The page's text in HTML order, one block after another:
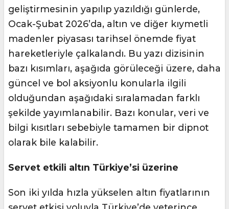
geliştirmesinin yapılıp yazıldığı günlerde,
Ocak-Şubat 2026’da, altın ve diğer kıymetli
madenler piyasası tarihsel önemde fiyat
hareketleriyle çalkalandı. Bu yazı dizisinin
bazı kısımları, aşağıda görüleceği üzere, daha
güncel ve bol aksiyonlu konularla ilgili
olduğundan aşağıdaki sıralamadan farklı
şekilde yayımlanabilir. Bazı konular, veri ve
bilgi kısıtları sebebiyle tamamen bir dipnot
olarak bile kalabilir.
Servet etkili altın Türkiye’si üzerine
Son iki yılda hızla yükselen altın fiyatlarının